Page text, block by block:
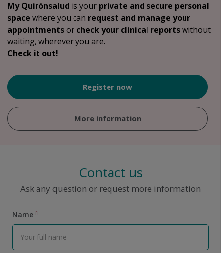
My Quirónsalud is your private and secure personal
space where you can request and manage your
appointmentsor check your clinical reportswithout
waiting, wherever you are.
Check it out!
Register now
More information
Contact us
Ask any question or request more information
Name